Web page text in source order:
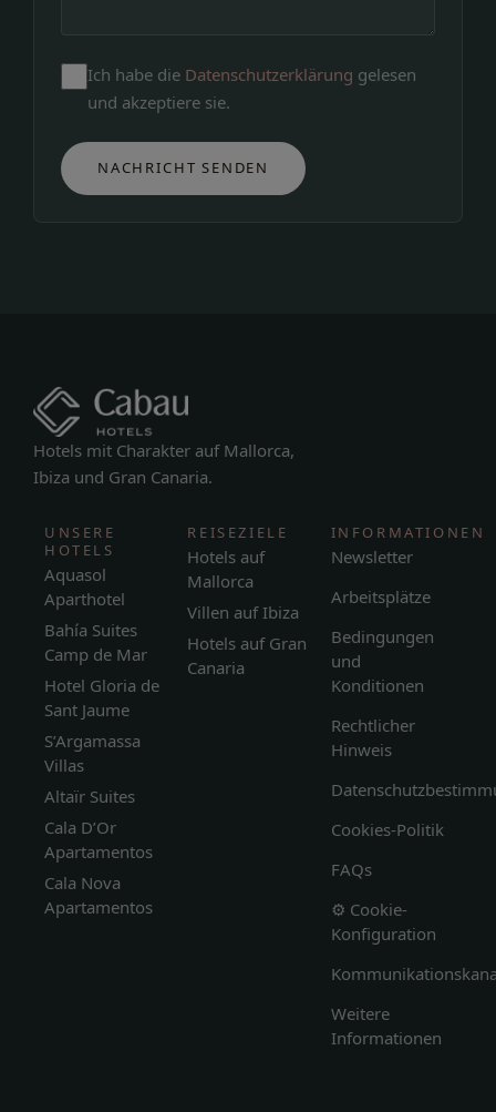
Ich habe die Datenschutzerklärung gelesen
und akzeptiere sie.
NACHRICHT SENDEN
Hotels mit Charakter auf Mallorca,
Ibiza und Gran Canaria.
UNSERE
HOTELS
Aquasol
Aparthotel
Bahía Suites
Camp de Mar
Hotel Gloria de
Sant Jaume
S’Argamassa
Villas
Altaïr Suites
Cala D’Or
Apartamentos
Cala Nova
Apartamentos
REISEZIELE
Hotels auf
Mallorca
Villen auf Ibiza
Hotels auf Gran
Canaria
INFORMATIONEN
Newsletter
Arbeitsplätze
Bedingungen
und
Konditionen
Rechtlicher
Hinweis
Cookies-Politik
FAQs
⚙️ Cookie-
Konfiguration
Weitere
Informationen